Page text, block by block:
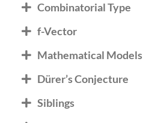
Combinatorial Type
f-Vector
Mathematical Models
Dürer’s Conjecture
Siblings